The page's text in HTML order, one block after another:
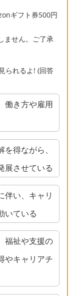
ギフト券500円
ません。ご了承
られるよ! (回答
働き方や雇用
得ながら、
展させている
伴い、キャリ
いている
福祉や支援の
やキャリアチ